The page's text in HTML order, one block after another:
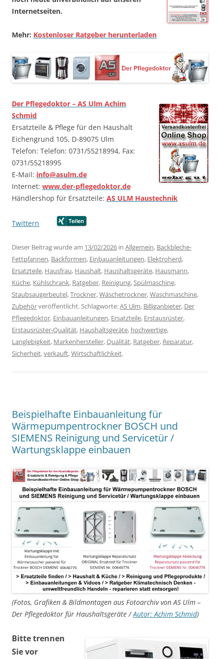
Internetseiten.
Mehr: Kostenloser Ratgeber herunterladen
Der Pflegedoktor – AS Ulm Achim
Schmid
Ersatzteile & Pflege für den Haushalt
Eichengrund 105, D-89075 Ulm
Telefon: Telefon: 0731/55218994, Fax:
0731/55218995
E-Mail: info@asulm.de
Internet: www.der-pflegedoktor.de
Händlershop für Ersatzteile: AS ULM Haustechnik
Twittern
Dieser Beitrag wurde am 13/02/2026 in Allgemein, Backbleche-
Fettpfannen, Backformen, Einbauanleitungen, Elektroherd,
Ersatzteile, Hausfrau, Haushalt, Haushaltsgeräte, Hausmann,
Küche, Kühlschrank, Ratgeber, Reinigung,Spülmaschine,
Staubsaugerbeutel,Trockner,Wäschetrockner,Waschmaschine,
Zubehörveröffentlicht. Schlagworte:AS Ulm, Billiganbieter, Der
Pflegedoktor, Einbauanleitungen, Ersatzteile, Erstausrüster,
Erstausrüster-Qualität, Haushaltsgeräte, hochwertige,
Langlebigkeit, Markenhersteller,Qualität, Ratgeber, Reparatur,
Sicherheit,verkauft,Wirtschaftlichkeit.
Beispielhafte Einbauanleitung für
Wärmepumpentrockner BOSCH und
SIEMENS Reinigung und Servicetür /
Wartungsklappe einbauen
(Fotos, Grafiken & Bildmontagen aus Fotoarchiv von AS Ulm –
Der Pflegedoktor für Haushaltsgeräte /Autor: Achim Schmid)
Bitte trennen
Sie vor